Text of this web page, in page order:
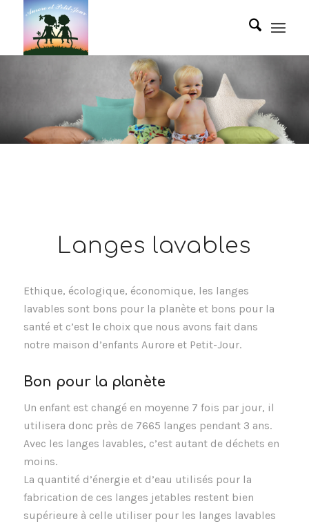
Langes lavables
Ethique, écologique, économique, les langes
lavables sont bons pour la planète et bons pour la
santé et c’est le choix que nous avons fait dans
notre maison d’enfants Aurore et Petit-Jour.
Bon pour la planète
Un enfant est changé en moyenne 7 fois par jour, il
utilisera donc près de 7665 langes pendant 3 ans.
Avec les langes lavables, c’est autant de déchets en
moins.
La quantité d’énergie et d’eau utilisés pour la
fabrication de ces langes jetables restent bien
supérieure à celle utiliser pour les langes lavables